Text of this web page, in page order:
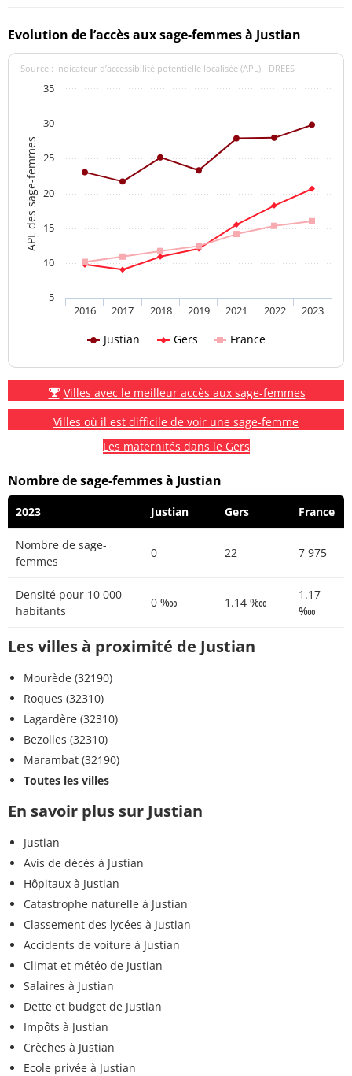
Evolution de l’accès aux sage-femmes à Justian
APL des sage-femmes
Source : indicateur d’accessibilité potentielle localisée (APL) - DREES
Justian Gers France
2016 2017 2018 2019 2021 2022 2023
5
10
15
20
25
30
35
Villes avec le meilleur accès aux sage-femmes
Villes où il est difficile de voir une sage-femme
Les maternités dans le Gers
Nombre de sage-femmes à Justian
2023 Justian Gers France
Nombre de sage-
femmes
0 22 7 975
Densité pour 10 000
habitants
0 ‱ 1.14 ‱
1.17
‱
Les villes à proximité de Justian
Mourède (32190)
Roques (32310)
Lagardère (32310)
Bezolles (32310)
Marambat (32190)
Toutes les villes
En savoir plus sur Justian
Justian
Avis de décès à Justian
Hôpitaux à Justian
Catastrophe naturelle à Justian
Classement des lycées à Justian
Accidents de voiture à Justian
Climat et météo de Justian
Salaires à Justian
Dette et budget de Justian
Impôts à Justian
Crèches à Justian
Ecole privée à Justian